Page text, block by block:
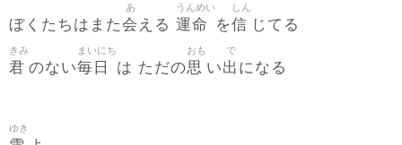
ぼくたちはまた会
あ
える 運命
うんめい
を信
しん
じてる
君
きみ
のない毎日
まいにち
は ただの思
おも
い出
で
になる
ゆき